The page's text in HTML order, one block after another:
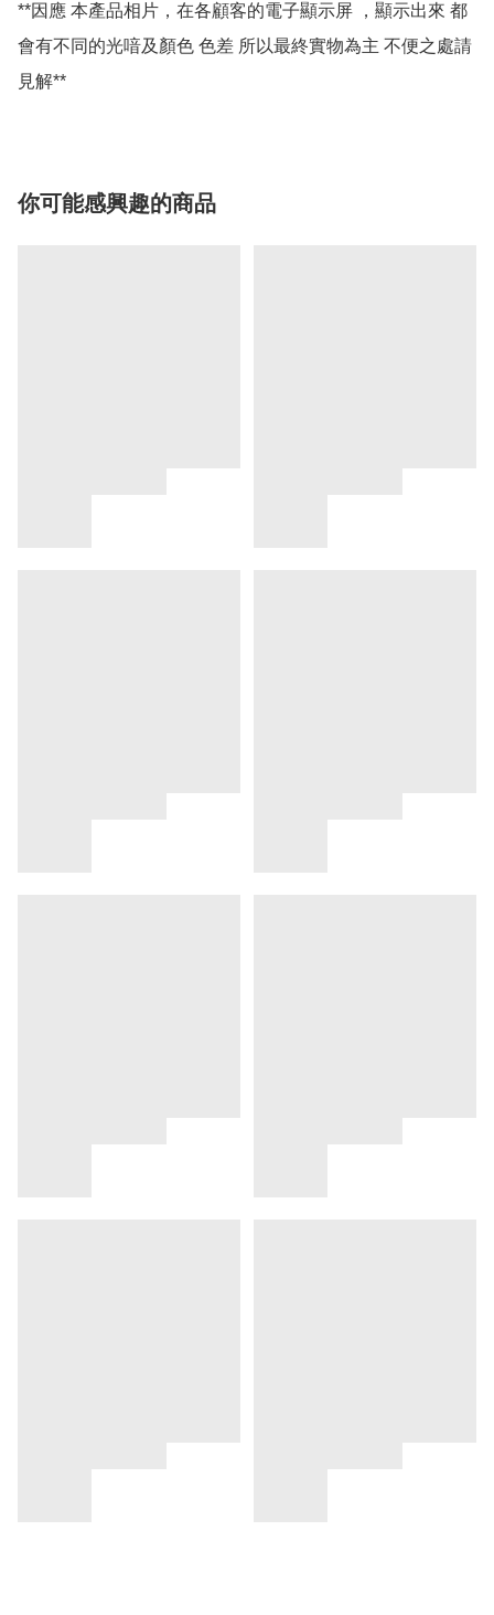
**因應 本產品相片，在各顧客的電子顯示屏 ，顯示出來 都
會有不同的光喑及顏色 色差 所以最終實物為主 不便之處請
見解**
你可能感興趣的商品